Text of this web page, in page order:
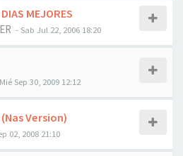
MEJORES
- Sab Jul 22, 2006 18:20
Mié Sep 30, 2009 12:12
Version)
02, 2008 21:10